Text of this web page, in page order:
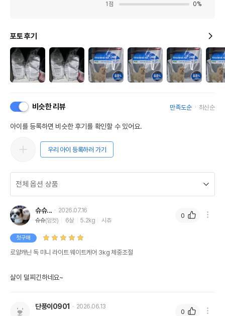
1 점 0%
포토 후기
비슷한 리뷰 만족도순 최신순
아이를 등록하면 비슷한 후기를 확인할 수 있어요.
우리 아이 등록하러 가기
슈슈...
2026.07.16
슈슈(암컷) 6살 5.2kg 시츄
첫구매
로얄캐닌 독 미니 라이트 웨이트케어 3kg 체중조절
살이 덜찌긴하네요~
0
단풍이0901 2026.06.13
0